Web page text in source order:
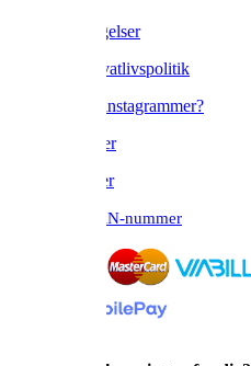
Handelsbetingelser
Cookie & Privatlivspolitik
Blogger eller instagrammer?
Find forhandler
Bliv forhandler
Bestil med EAN-nummer